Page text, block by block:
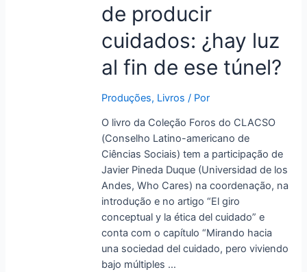
de producir
cuidados: ¿hay luz
al fin de ese túnel?
Produções, Livros / Por
O livro da Coleção Foros do CLACSO
(Conselho Latino-americano de
Ciências Sociais) tem a participação de
Javier Pineda Duque (Universidad de los
Andes, Who Cares) na coordenação, na
introdução e no artigo “El giro
conceptual y la ética del cuidado” e
conta com o capítulo “Mirando hacia
una sociedad del cuidado, pero viviendo
bajo múltiples …
desiguales
formas
de
producir
¿hay
fin
ese
túnel?